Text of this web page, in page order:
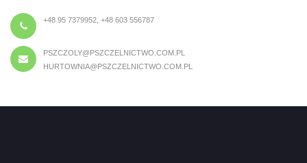
+48 95 7379952, +48 603 556787
PSZCZOLY@PSZCZELNICTWO.COM.PL
HURTOWNIA@PSZCZELNICTWO.COM.PL